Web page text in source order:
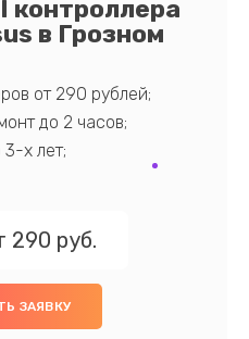
контроллера
в Грозном
от 290 рублей;
до 2 часов;
х лет;
290 руб.
ЗАЯВКУ